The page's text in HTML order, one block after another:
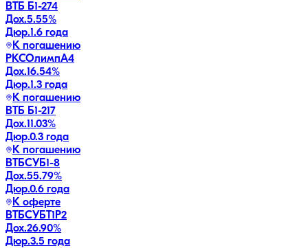
ВТБ Б1-274
Дох.5.55%
Дюр.1.6 года
К погашению
РКСОлимпA4
Дох.16.54%
Дюр.1.3 года
К погашению
ВТБ Б1-217
Дох.11.03%
Дюр.0.3 года
К погашению
ВТБСУБ1-8
Дох.55.79%
Дюр.0.6 года
К оферте
ВТБСУБТ1Р2
Дох.26.90%
Дюр.3.5 года